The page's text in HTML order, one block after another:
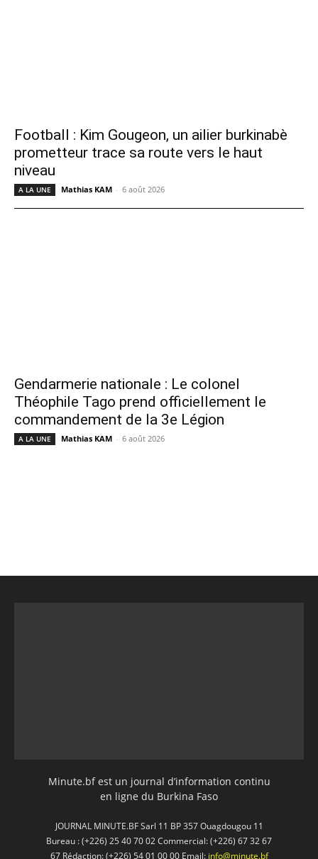
Football : Kim Gougeon, un ailier burkinabè
prometteur trace sa route vers le haut
niveau
A LA UNE Mathias KAM - 6 août 2026
Gendarmerie nationale : Le colonel
Théophile Tago prend officiellement le
commandement de la 3e Légion
A LA UNE Mathias KAM - 6 août 2026
Minute.bf est un journal d’information continu
en ligne du Burkina Faso
JOURNAL MINUTE.BF Sarl 11 BP 357 Ouagdougou 11
Bureau : (+226) 25 40 70 02 Commercial: (+226) 67 32 67
67 Rédaction: (+226) 54 01 00 00 Email: info@minute.bf